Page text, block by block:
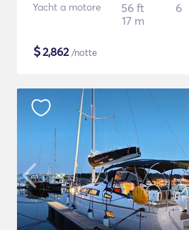
Yacht a motore
56 ft
17 m
6
$2,862/notte